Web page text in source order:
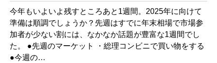
今年もいよいよ残すところあと1週間。2025年に向けて
準備は順調でしょうか？先週はすでに年末相場で市場参
加者が少ない割には、なかなか話題が豊富な1週間でし
た。 ●先週のマーケット ・総理コンビニで買い物をする
●今週の…